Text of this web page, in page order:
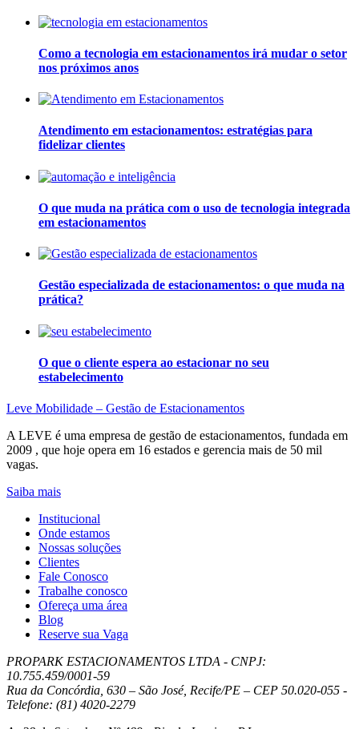
Como a tecnologia em estacionamentos irá mudar o setor
nos próximos anos
Atendimento em estacionamentos: estratégias para
fidelizar clientes
O que muda na prática com o uso de tecnologia integrada
em estacionamentos
Gestão especializada de estacionamentos: o que muda na
prática?
O que o cliente espera ao estacionar no seu
estabelecimento
Leve Mobilidade – Gestão de Estacionamentos
A LEVE é uma empresa de gestão de estacionamentos, fundada em
2009 , que hoje opera em 16 estados e gerencia mais de 50 mil
vagas.
Saiba mais
Institucional
Onde estamos
Nossas soluções
Clientes
Fale Conosco
Trabalhe conosco
Ofereça uma área
Blog
Reserve sua Vaga
PROPARK ESTACIONAMENTOS LTDA - CNPJ:
10.755.459/0001-59
Rua da Concórdia, 630 – São José, Recife/PE – CEP 50.020-055 -
Telefone: (81) 4020-2279